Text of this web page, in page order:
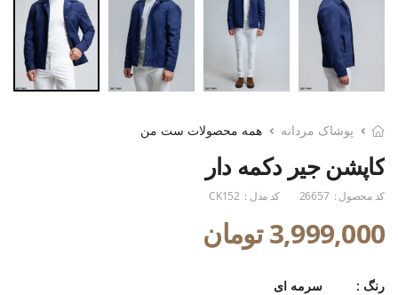
پوشاک مردانه همه محصولات ست من
کاپشن جیر دکمه دار
کد محصول : 26657 کد مدل : CK152
3,999,000 تومان
رنگ : سرمه ای